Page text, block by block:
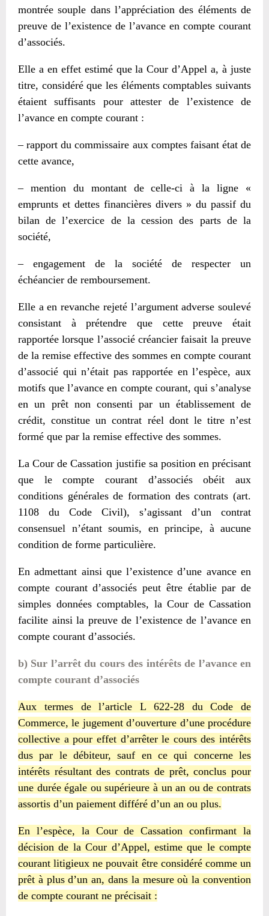
montrée souple dans l’appréciation des éléments de
preuve de l’existence de l’avance en compte courant
d’associés.
Elle a en effet estimé que la Cour d’Appel a, à juste
titre, considéré que les éléments comptables suivants
étaient suffisants pour attester de l’existence de
l’avance en compte courant :
– rapport du commissaire aux comptes faisant état de
cette avance,
– mention du montant de celle-ci à la ligne «
emprunts et dettes financières divers » du passif du
bilan de l’exercice de la cession des parts de la
société,
– engagement de la société de respecter un
échéancier de remboursement.
Elle a en revanche rejeté l’argument adverse soulevé
consistant à prétendre que cette preuve était
rapportée lorsque l’associé créancier faisait la preuve
de la remise effective des sommes en compte courant
d’associé qui n’était pas rapportée en l’espèce, aux
motifs que l’avance en compte courant, qui s’analyse
en un prêt non consenti par un établissement de
crédit, constitue un contrat réel dont le titre n’est
formé que par la remise effective des sommes.
La Cour de Cassation justifie sa position en précisant
que le compte courant d’associés obéit aux
conditions générales de formation des contrats (art.
1108 du Code Civil), s’agissant d’un contrat
consensuel n’étant soumis, en principe, à aucune
condition de forme particulière.
En admettant ainsi que l’existence d’une avance en
compte courant d’associés peut être établie par de
simples données comptables, la Cour de Cassation
facilite ainsi la preuve de l’existence de l’avance en
compte courant d’associés.
b) Sur l’arrêt du cours des intérêts de l’avance en
compte courant d’associés
Aux termes de l’article L 622-28 du Code de
Commerce, le jugement d’ouverture d’une procédure
collective a pour effet d’arrêter le cours des intérêts
dus par le débiteur, sauf en ce qui concerne les
intérêts résultant des contrats de prêt, conclus pour
une durée égale ou supérieure à un an ou de contrats
assortis d’un paiement différé d’un an ou plus.
En l’espèce, la Cour de Cassation confirmant la
décision de la Cour d’Appel, estime que le compte
courant litigieux ne pouvait être considéré comme un
prêt à plus d’un an, dans la mesure où la convention
de compte courant ne précisait :